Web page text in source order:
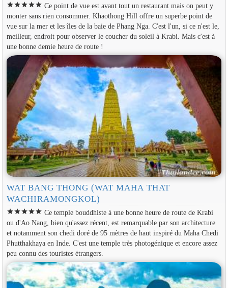
starstarstarstarstar Ce point de vue est avant tout un restaurant mais on peut y
monter sans rien consommer. Khaothong Hill offre un superbe point de
vue sur la mer et les îles de la baie de Phang Nga. C'est l'un, si ce n'est le,
meilleur, endroit pour observer le coucher du soleil à Krabi. Mais c'est à
une bonne demie heure de route !
WAT BANG THONG (WAT MAHA THAT
WACHIRAMONGKOL)
starstarstarstarstar Ce temple bouddhiste à une bonne heure de route de Krabi
ou d'Ao Nang, bien qu'assez récent, est remarquable par son architecture
et notamment son chedi doré de 95 mètres de haut inspiré du Maha Chedi
Phutthakhaya en Inde. C'est une temple très photogénique et encore assez
peu connu des touristes étrangers.